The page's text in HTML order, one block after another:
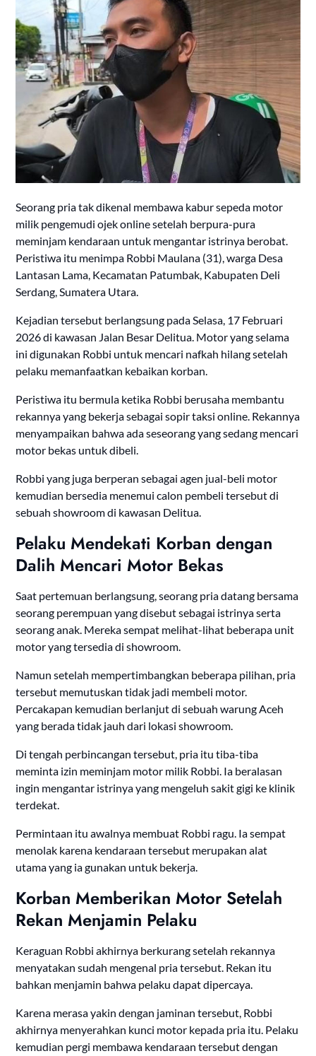
Seorang pria tak dikenal membawa kabur sepeda motor
milik pengemudi ojek online setelah berpura-pura
meminjam kendaraan untuk mengantar istrinya berobat.
Peristiwa itu menimpa Robbi Maulana (31), warga Desa
Lantasan Lama, Kecamatan Patumbak, Kabupaten Deli
Serdang, Sumatera Utara.
Kejadian tersebut berlangsung pada Selasa, 17 Februari
2026 di kawasan Jalan Besar Delitua. Motor yang selama
ini digunakan Robbi untuk mencari nafkah hilang setelah
pelaku memanfaatkan kebaikan korban.
Peristiwa itu bermula ketika Robbi berusaha membantu
rekannya yang bekerja sebagai sopir taksi online. Rekannya
menyampaikan bahwa ada seseorang yang sedang mencari
motor bekas untuk dibeli.
Robbi yang juga berperan sebagai agen jual-beli motor
kemudian bersedia menemui calon pembeli tersebut di
sebuah showroom di kawasan Delitua.
Pelaku Mendekati Korban dengan
Dalih Mencari Motor Bekas
Saat pertemuan berlangsung, seorang pria datang bersama
seorang perempuan yang disebut sebagai istrinya serta
seorang anak. Mereka sempat melihat-lihat beberapa unit
motor yang tersedia di showroom.
Namun setelah mempertimbangkan beberapa pilihan, pria
tersebut memutuskan tidak jadi membeli motor.
Percakapan kemudian berlanjut di sebuah warung Aceh
yang berada tidak jauh dari lokasi showroom.
Di tengah perbincangan tersebut, pria itu tiba-tiba
meminta izin meminjam motor milik Robbi. Ia beralasan
ingin mengantar istrinya yang mengeluh sakit gigi ke klinik
terdekat.
Permintaan itu awalnya membuat Robbi ragu. Ia sempat
menolak karena kendaraan tersebut merupakan alat
utama yang ia gunakan untuk bekerja.
Korban Memberikan Motor Setelah
Rekan Menjamin Pelaku
Keraguan Robbi akhirnya berkurang setelah rekannya
menyatakan sudah mengenal pria tersebut. Rekan itu
bahkan menjamin bahwa pelaku dapat dipercaya.
Karena merasa yakin dengan jaminan tersebut, Robbi
akhirnya menyerahkan kunci motor kepada pria itu. Pelaku
kemudian pergi membawa kendaraan tersebut dengan